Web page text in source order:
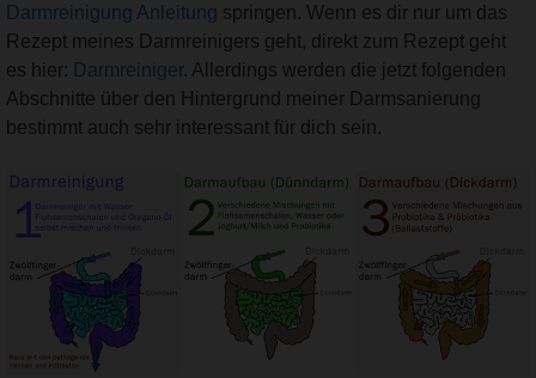
Darmreinigung Anleitung springen. Wenn es dir nur um das
Rezept meines Darmreinigers geht, direkt zum Rezept geht
es hier: Darmreiniger. Allerdings werden die jetzt folgenden
Abschnitte über den Hintergrund meiner Darmsanierung
bestimmt auch sehr interessant für dich sein.